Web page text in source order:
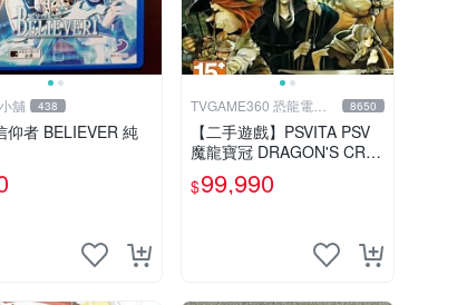
舖 438
仰者 BELIEVER 純
TVGAME360 恐龍電玩- 8650
【二手遊戲】PSVITA PSV
魔龍寶冠 DRAGON'S CRO
WN 中文版【台中恐龍電
玩】
$99,990